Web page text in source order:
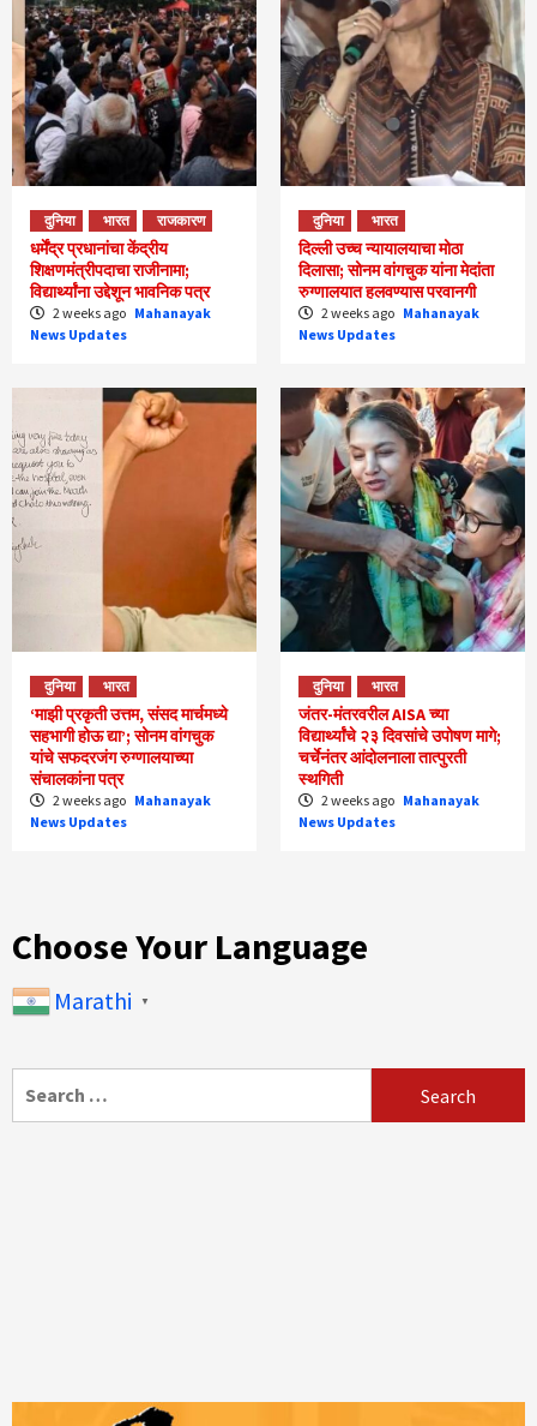
दुनिया भारत राजकारण
धर्मेंद्र प्रधानांचा केंद्रीय
शिक्षणमंत्रीपदाचा राजीनामा;
विद्यार्थ्यांना उद्देशून भावनिक पत्र
2 weeks ago Mahanayak
News Updates
दुनिया भारत
दिल्ली उच्च न्यायालयाचा मोठा
दिलासा; सोनम वांगचुक यांना मेदांता
रुग्णालयात हलवण्यास परवानगी
2 weeks ago Mahanayak
News Updates
दुनिया भारत
‘माझी प्रकृती उत्तम, संसद मार्चमध्ये
सहभागी होऊ द्या’; सोनम वांगचुक
यांचे सफदरजंग रुग्णालयाच्या
संचालकांना पत्र
2 weeks ago Mahanayak
News Updates
दुनिया भारत
जंतर-मंतरवरील AISA च्या
विद्यार्थ्यांचे २३ दिवसांचे उपोषण मागे;
चर्चेनंतर आंदोलनाला तात्पुरती
स्थगिती
2 weeks ago Mahanayak
News Updates
Choose Your Language
Marathi ▼